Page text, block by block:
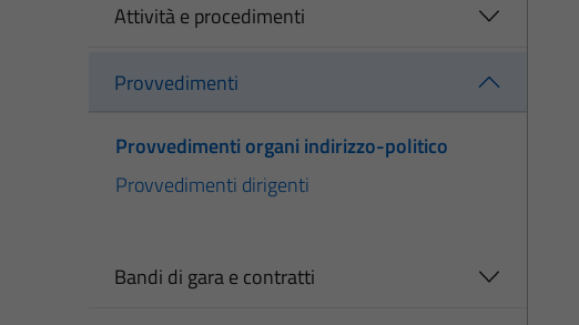
Attività e procedimenti
Provvedimenti
Provvedimenti organi indirizzo-politico
Provvedimenti dirigenti
Bandi di gara e contratti